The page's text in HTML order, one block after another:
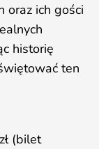
oraz ich gości
historię
ten
(bilet